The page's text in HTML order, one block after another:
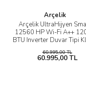
Arçelik
Arçelik UltraHijyen
12560 HP Wi-Fi A++
BTU Inverter Duvar Tipi
60.995,00 TL
60.995,00 TL